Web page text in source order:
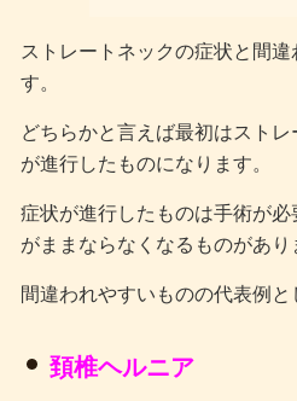
ストレートネックの症状と間
す。
どちらかと言えば最初はスト
が進行したものになります。
症状が進行したものは手術が
がままならなくなるものがあり
間違われやすいものの代表例と
頚椎ヘルニア